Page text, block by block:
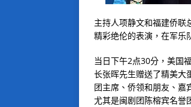
主持人项静文和福建侨联
精彩绝伦的表演，在军乐
当日下午2点30分，美国
长张晖先生赠送了精美大
团主席、侨领和朋友、嘉
尤其是闽剧团陈榕宾名誉